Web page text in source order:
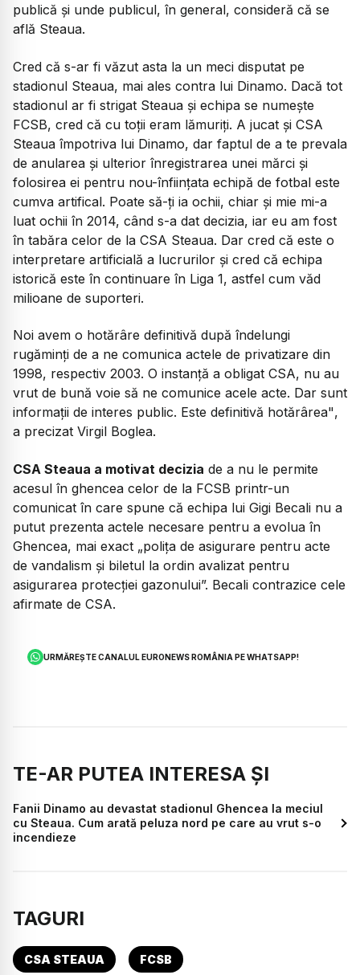
publică și unde publicul, în general, consideră că se
află Steaua.
Cred că s-ar fi văzut asta la un meci disputat pe
stadionul Steaua, mai ales contra lui Dinamo. Dacă tot
stadionul ar fi strigat Steaua și echipa se numește
FCSB, cred că cu toții eram lămuriți. A jucat și CSA
Steaua împotriva lui Dinamo, dar faptul de a te prevala
de anularea și ulterior înregistrarea unei mărci și
folosirea ei pentru nou-înființata echipă de fotbal este
cumva artifical. Poate să-ți ia ochii, chiar și mie mi-a
luat ochii în 2014, când s-a dat decizia, iar eu am fost
în tabăra celor de la CSA Steaua. Dar cred că este o
interpretare artificială a lucrurilor și cred că echipa
istorică este în continuare în Liga 1, astfel cum văd
milioane de suporteri.
Noi avem o hotărâre definitivă după îndelungi
rugăminți de a ne comunica actele de privatizare din
1998, respectiv 2003. O instanță a obligat CSA, nu au
vrut de bună voie să ne comunice acele acte. Dar sunt
informații de interes public. Este definitivă hotărârea",
a precizat Virgil Boglea.
CSA Steaua a motivat decizia de a nu le permite
acesul în ghencea celor de la FCSB printr-un
comunicat în care spune că echipa lui Gigi Becali nu a
putut prezenta actele necesare pentru a evolua în
Ghencea, mai exact „polița de asigurare pentru acte
de vandalism și biletul la ordin avalizat pentru
asigurarea protecției gazonului”. Becali contrazice cele
afirmate de CSA.
URMĂREȘTE CANALUL EURONEWS ROMÂNIA PE WHATSAPP!
TE-AR PUTEA INTERESA ȘI
Fanii Dinamo au devastat stadionul Ghencea la meciul
cu Steaua. Cum arată peluza nord pe care au vrut s-o
incendieze
TAGURI
CSA STEAUA FCSB